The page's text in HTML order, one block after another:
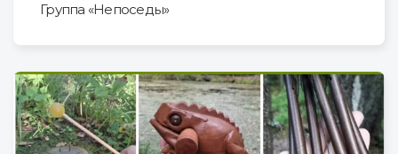
Группа «Непоседы»